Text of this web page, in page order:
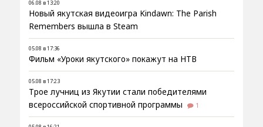
06.08 в 13:20
Новый якутская видеоигра Kindawn: The Parish
Remembers вышла в Steam
05.08 в 17:36
Фильм «Уроки якутского» покажут на НТВ
05.08 в 17:23
Трое лучниц из Якутии стали победителями
всероссийской спортивной программы
1